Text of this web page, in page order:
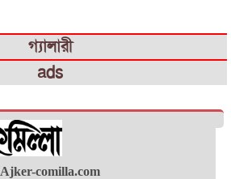
গ্যালারী
ads
Ajker-comilla.com